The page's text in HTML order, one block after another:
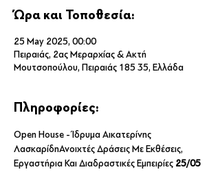
Ώρα και Τοποθεσία:
25 May 2025, 00:00
Πειραιάς, 2ας Μεραρχίας & Ακτή
Μουτσοπούλου, Πειραιάς 185 35, Ελλάδα
Πληροφορίες:
Open House - Ίδρυμα Αικατερίνης
ΛασκαρίδηΑνοιχτές Δράσεις Με Εκθέσεις,
Εργαστήρια Και Διαδραστικές Εμπειρίες 25/05